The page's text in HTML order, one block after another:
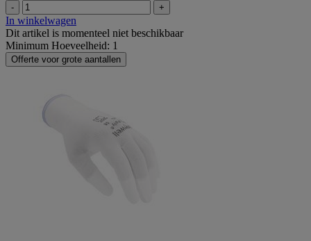
- +
In winkelwagen
Dit artikel is momenteel niet beschikbaar
Minimum Hoeveelheid: 1
Offerte voor grote aantallen